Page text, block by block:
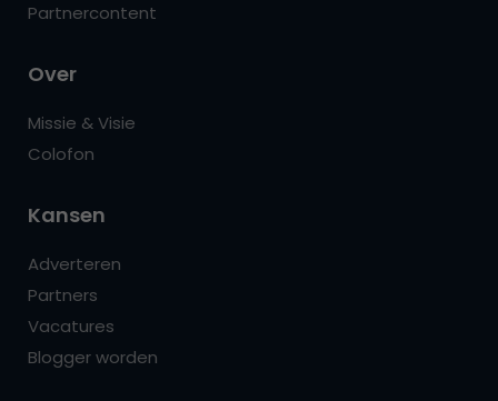
Partnercontent
Over
Missie & Visie
Colofon
Kansen
Adverteren
Partners
Vacatures
Blogger worden